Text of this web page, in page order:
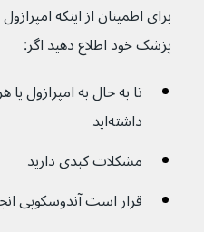
برای اطمینان از اینکه
پزشک خود اطلاع دهید اگر:
تا به حال به امپرازول
داشته‌اید
مشکلات کبدی دارید
قرار است آندوسکوپی